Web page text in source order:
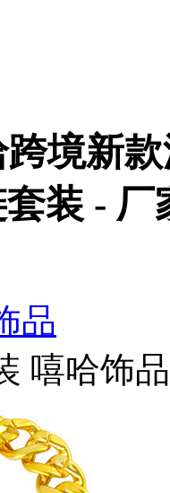
跨境新
装 - 厂
品
嘻哈饰品